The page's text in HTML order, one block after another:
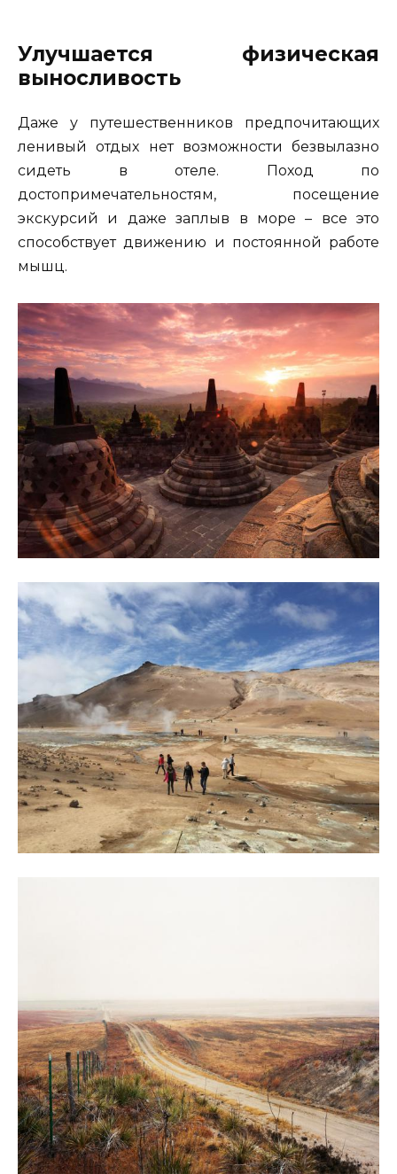
Улучшается физическая
выносливость
Даже у путешественников предпочитающих
ленивый отдых нет возможности безвылазно
сидеть в отеле. Поход по
достопримечательностям, посещение
экскурсий и даже заплыв в море – все это
способствует движению и постоянной работе
мышц.